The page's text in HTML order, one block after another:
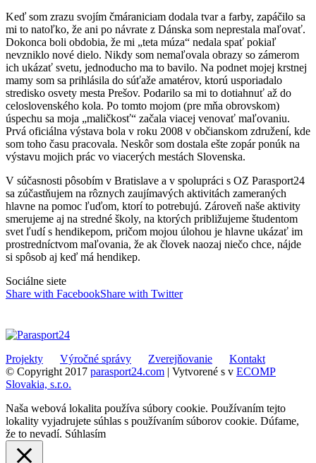
Keď som zrazu svojím čmáraniciam dodala tvar a farby, zapáčilo sa
mi to natoľko, že ani po návrate z Dánska som neprestala maľovať.
Dokonca boli obdobia, že mi „teta múza“ nedala spať pokiaľ
nevzniklo nové dielo. Nikdy som nemaľovala obrazy so zámerom
ich ukázať svetu, jednoducho ma to bavilo. Na podnet mojej krstnej
mamy som sa prihlásila do súťaže amatérov, ktorú usporiadalo
stredisko osvety mesta Prešov. Podarilo sa mi to dotiahnuť až do
celoslovenského kola. Po tomto mojom (pre mňa obrovskom)
úspechu sa moja „maličkosť“ začala viacej venovať maľovaniu.
Prvá oficiálna výstava bola v roku 2008 v občianskom združení, kde
som toho času pracovala. Neskôr som dostala ešte zopár ponúk na
výstavu mojich prác vo viacerých mestách Slovenska.
V súčasnosti pôsobím v Bratislave a v spolupráci s OZ Parasport24
sa zúčastňujem na rôznych zaujímavých aktivitách zameraných
hlavne na pomoc ľuďom, ktorí to potrebujú. Zároveň naše aktivity
smerujeme aj na stredné školy, na ktorých približujeme študentom
svet ľudí s hendikepom, pričom mojou úlohou je hlavne ukázať im
prostredníctvom maľovania, že ak človek naozaj niečo chce, nájde
si spôsob aj keď má hendikep.
Sociálne siete
Share with FacebookShare with Twitter
Projekty Výročné správy Zverejňovanie
Kontakt
© Copyright 2017 parasport24.com | Vytvorené s v ECOMP
Slovakia, s.r.o.
Naša webová lokalita používa súbory cookie. Používaním tejto
lokality vyjadrujete súhlas s používaním súborov cookie. Dúfame,
že to nevadí. Súhlasím